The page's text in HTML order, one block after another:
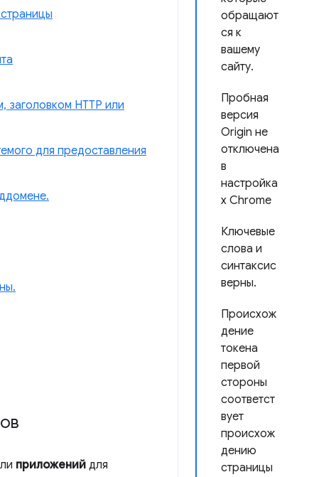
обращают
ся к
вашему
сайту.
Пробная
версия
Origin не
отключена
в
настройка
х Chrome
Ключевые
слова и
синтаксис
верны.
Происхож
дение
токена
первой
стороны
соответст
вует
происхож
дению
страницы
заголовком HTTP или
для предоставления
приложений для